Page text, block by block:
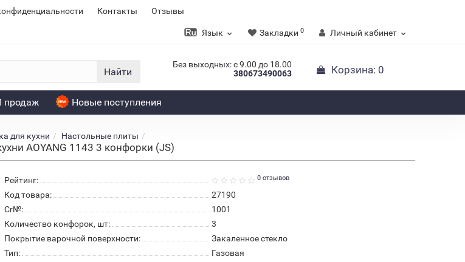
Контакты Отзывы
Язык Закладки 0 Личный кабинет
Найти
Без выходных: с 9.00 до 18.00
380673490063
Корзина: 0
продаж Новые поступления
для кухни Настольные плиты
AOYANG 1143 3 конфорки (JS)
Рейтинг: 0 отзывов
Код товара:
27190
Cr№:
1001
Количество конфорок, шт:
3
Покрытие варочной поверхности:
Закаленное стекло
Тип:
Газовая